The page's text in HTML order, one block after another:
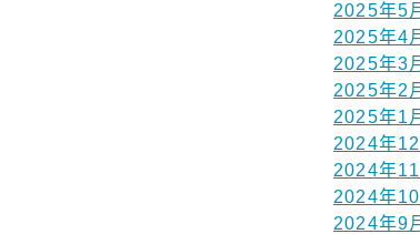
2025年5
2025年4
2025年3
2025年2
2025年1
2024年12
2024年11
2024年10
2024年9